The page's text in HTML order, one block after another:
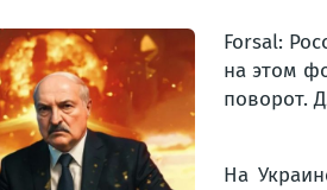
Forsal:
на этом
поворот.
На